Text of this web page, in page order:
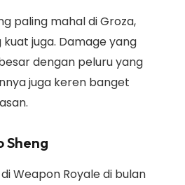
paling mahal di Groza,
juga. Damage yang
dengan peluru yang
juga keren banget
Sheng
Weapon Royale di bulan